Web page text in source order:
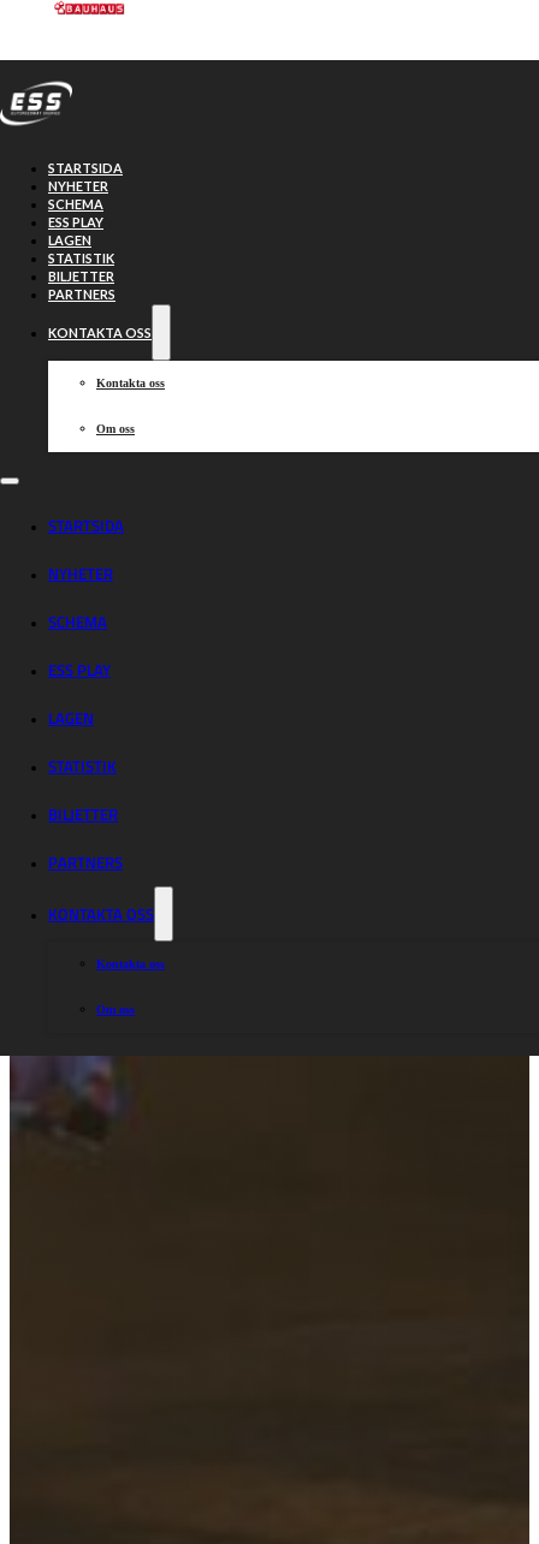
Hoppa till huvudinnehåll
STARTSIDA
NYHETER
SCHEMA
ESS PLAY
LAGEN
STATISTIK
BILJETTER
PARTNERS
KONTAKTA OSS
Kontakta oss
Om oss
STARTSIDA
NYHETER
SCHEMA
ESS PLAY
LAGEN
STATISTIK
BILJETTER
PARTNERS
KONTAKTA OSS
Kontakta oss
Om oss
Smederna
Piraterna